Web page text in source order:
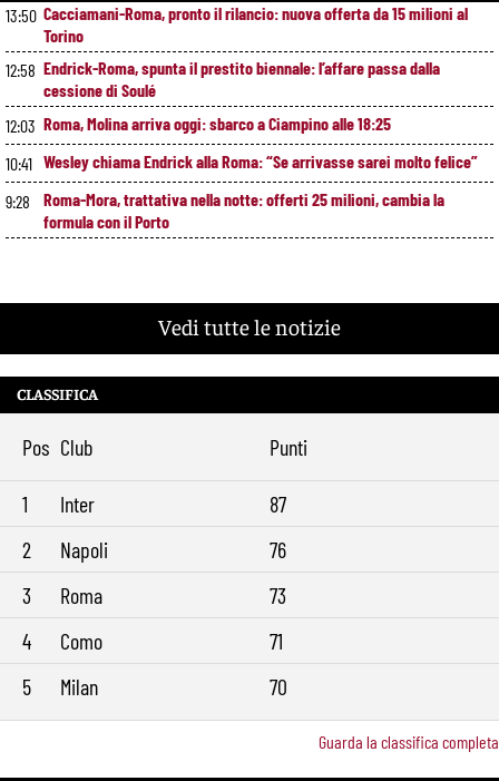
13:50 Cacciamani-Roma, pronto il rilancio: nuova offerta da 15 milioni al
Torino
12:58 Endrick-Roma, spunta il prestito biennale: l’affare passa dalla
cessione di Soulé
12:03 Roma, Molina arriva oggi: sbarco a Ciampino alle 18:25
10:41 Wesley chiama Endrick alla Roma: “Se arrivasse sarei molto felice”
9:28
Roma-Mora, trattativa nella notte: offerti 25 milioni, cambia la
formula con il Porto
Vedi tutte le notizie
CLASSIFICA
Pos Club Punti
1 Inter
87
2
Napoli
76
3
Roma
73
4
Como
71
5
Milan 70
Guarda la classifica completa